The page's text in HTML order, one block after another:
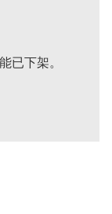
已下架。